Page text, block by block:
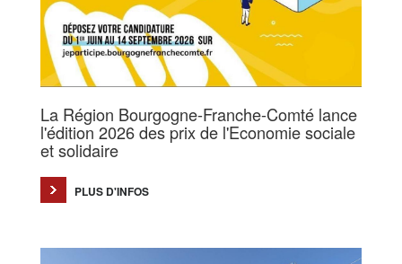
La Région Bourgogne-Franche-Comté lance
l'édition 2026 des prix de l'Economie sociale
et solidaire
PLUS D'INFOS